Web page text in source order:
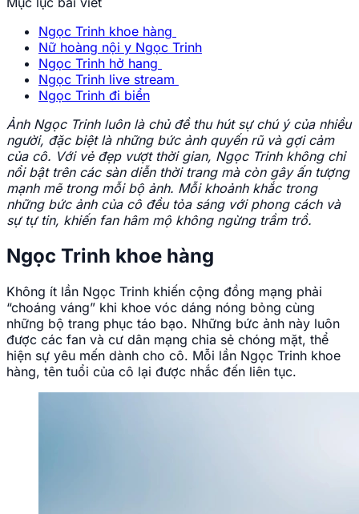
Ngọc Trinh khoe hàng
Nữ hoàng nội y Ngọc Trinh
Ngọc Trinh hở hang
Ngọc Trinh live stream
Ngọc Trinh đi biển
Ảnh Ngọc Trinh luôn là chủ đề thu hút sự chú ý của nhiều
người, đặc biệt là những bức ảnh quyến rũ và gợi cảm
của cô. Với vẻ đẹp vượt thời gian, Ngọc Trinh không chỉ
nổi bật trên các sàn diễn thời trang mà còn gây ấn tượng
mạnh mẽ trong mỗi bộ ảnh. Mỗi khoảnh khắc trong
những bức ảnh của cô đều tỏa sáng với phong cách và
sự tự tin, khiến fan hâm mộ không ngừng trầm trồ.
Ngọc Trinh khoe hàng
Không ít lần Ngọc Trinh khiến cộng đồng mạng phải
“choáng váng” khi khoe vóc dáng nóng bỏng cùng
những bộ trang phục táo bạo. Những bức ảnh này luôn
được các fan và cư dân mạng chia sẻ chóng mặt, thể
hiện sự yêu mến dành cho cô. Mỗi lần Ngọc Trinh khoe
hàng, tên tuổi của cô lại được nhắc đến liên tục.